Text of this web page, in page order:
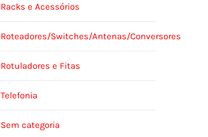
Racks e Acessórios
Roteadores/Switches/Antenas/Conversores
Rotuladores e Fitas
Telefonia
Sem categoria